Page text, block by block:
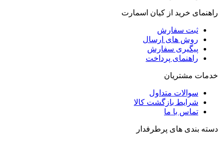
راهنمای خرید از کیان اسمارت
ثبت سفارش
روش‌ های ارسال
پیگیری سفارش
راهنمای پرداخت
خدمات مشتریان
سوالات متداول
شرایط بازگشت کالا
تماس با ما
دسته بندی های پرطرفدار